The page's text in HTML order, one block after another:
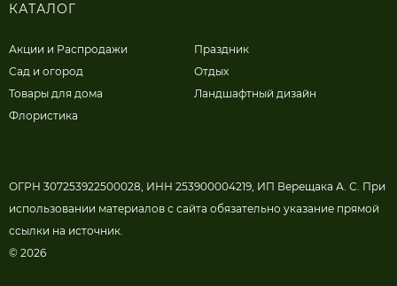
КАТАЛОГ
Акции и Распродажи
Сад и огород
Товары для дома
Флористика
Праздник
Отдых
Ландшафтный дизайн
ОГРН 307253922500028, ИНН 253900004219, ИП Верещака А. С. При
использовании материалов с сайта обязательно указание прямой
ссылки на источник.
© 2026